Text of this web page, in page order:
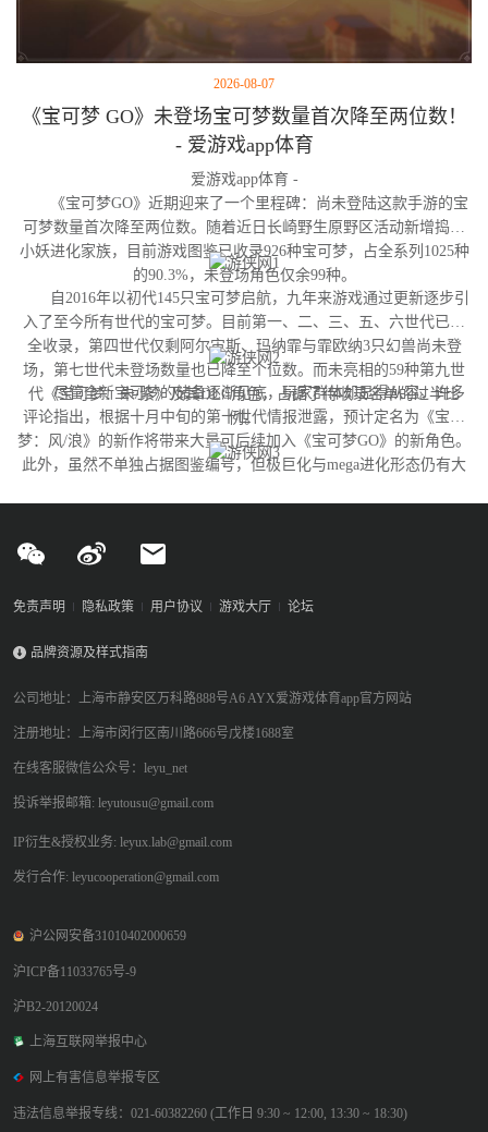
2026-08-07
《宝可梦 GO》未登场宝可梦数量首次降至两位数！
- 爱游戏app体育
爱游戏app体育 -
《宝可梦GO》近期迎来了一个里程碑：尚未登陆这款手游的宝
可梦数量首次降至两位数。随着近日长崎野生原野区活动新增捣蛋
小妖进化家族，目前游戏图鉴已收录926种宝可梦，占全系列1025种
的90.3%，未登场角色仅余99种。
自2016年以初代145只宝可梦启航，九年来游戏通过更新逐步引
入了至今所有世代的宝可梦。目前第一、二、三、五、六世代已完
全收录，第四世代仅剩阿尔宙斯、玛纳霏与霏欧纳3只幻兽尚未登
场，第七世代未登场数量也已降至个位数。而未亮相的59种第九世
代《宝可梦：朱/紫》及其DLC角色，占据了待收录名单的过半比
例。
尽管全新宝可梦的储备逐渐见底，玩家群体却显得从容。许多
评论指出，根据十月中旬的第十世代情报泄露，预计定名为《宝可
梦：风/浪》的新作将带来大量可后续加入《宝可梦GO》的新角色。
此外，虽然不单独占据图鉴编号，但极巨化与mega进化形态仍有大
免责声明 隐私政策 用户协议 游戏大厅 论坛
品牌资源及样式指南
公司地址：上海市静安区万科路888号A6 AYX爱游戏体育app官方网站
注册地址：上海市闵行区南川路666号戊楼1688室
在线客服微信公众号：leyu_net
投诉举报邮箱: leyutousu@gmail.com
IP衍生&授权业务: leyux.lab@gmail.com
发行合作: leyucooperation@gmail.com
沪公网安备31010402000659
沪ICP备11033765号-9
沪B2-20120024
上海互联网举报中心
网上有害信息举报专区
违法信息举报专线：021-60382260 (工作日 9:30 ~ 12:00, 13:30 ~ 18:30)